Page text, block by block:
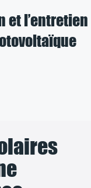
et l’entretien